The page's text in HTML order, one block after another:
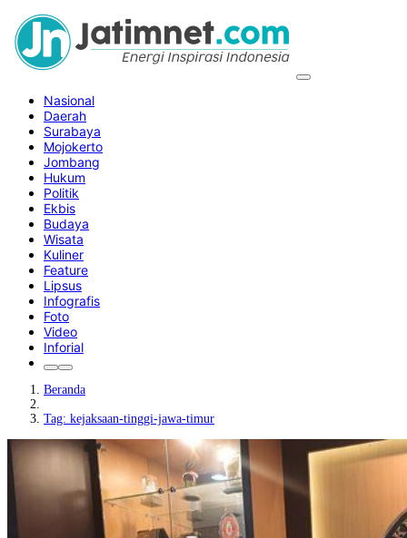
Nasional
Daerah
Surabaya
Mojokerto
Jombang
Hukum
Politik
Ekbis
Budaya
Wisata
Kuliner
Feature
Lipsus
Infografis
Foto
Video
Inforial
Beranda
Tag: kejaksaan-tinggi-jawa-timur